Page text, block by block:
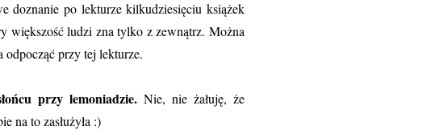
doznanie po lekturze kilkudziesięciu książek
większość ludzi zna tylko z zewnątrz. Można
przy tej lekturze.
przy lemoniadzie. Nie, nie żałuję, że
na to zasłużyła :)